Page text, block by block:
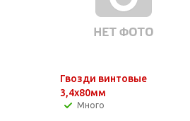
Гвозди винтовые
3,4х80мм
Много